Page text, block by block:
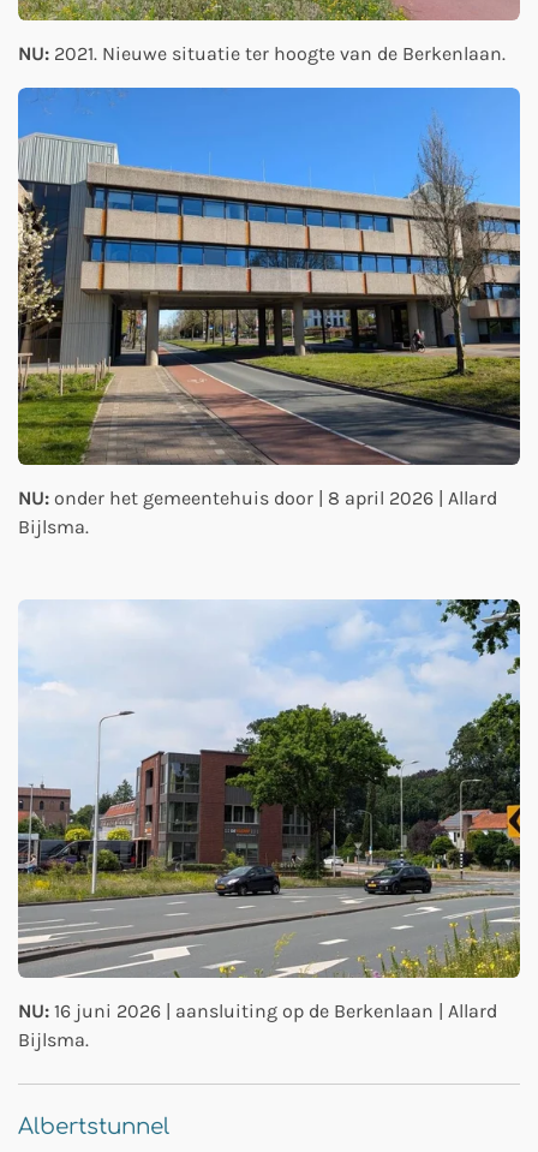
NU: 2021. Nieuwe situatie ter hoogte van de Berkenlaan.
NU: onder het gemeentehuis door | 8 april 2026 | Allard
Bijlsma.
NU: 16 juni 2026 | aansluiting op de Berkenlaan | Allard
Bijlsma.
Albertstunnel